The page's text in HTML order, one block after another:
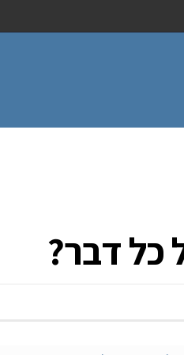
כל דבר?